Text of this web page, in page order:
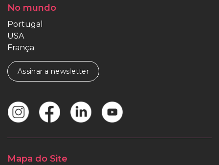
No mundo
Portugal
USA
França
Assinar a newsletter
Mapa do Site